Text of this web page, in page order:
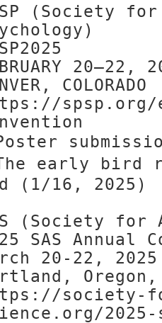
(Society
20–22,
COLORADO
spsp.org/
Poster
The early
(1/16, 2025)
(Society for
SAS Annual
20-22, 2025
Oregon,
society-